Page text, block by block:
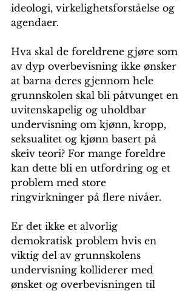
ideologi, virkelighetsforståelse og
agendaer.
Hva skal de foreldrene gjøre som
av dyp overbevisning ikke ønsker
at barna deres gjennom hele
grunnskolen skal bli påtvunget en
uvitenskapelig og uholdbar
undervisning om kjønn, kropp,
seksualitet og kjønn basert på
skeiv teori? For mange foreldre
kan dette bli en utfordring og et
problem med store
ringvirkninger på flere nivåer.
Er det ikke et alvorlig
demokratisk problem hvis en
viktig del av grunnskolens
undervisning kolliderer med
ønsket og overbevisningen til